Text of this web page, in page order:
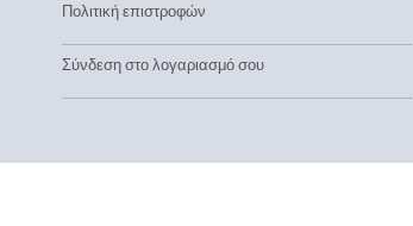
Πολιτική επιστροφών
Σύνδεση στο λογαριασμό σου